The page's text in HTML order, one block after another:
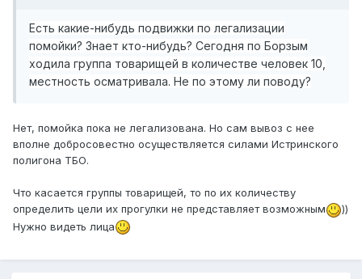
Есть какие-нибудь подвижки по легализации
помойки? Знает кто-нибудь? Сегодня по Борзым
ходила группа товарищей в количестве человек 10,
местность осматривала. Не по этому ли поводу?
Нет, помойка пока не легализована. Но сам вывоз с нее
вполне добросовестно осуществляется силами Истринского
полигона ТБО.
Что касается группы товарищей, то по их количеству
определить цели их прогулки не представляет возможным
))
Нужно видеть лица